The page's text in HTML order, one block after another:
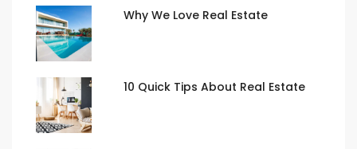
Why We Love Real Estate
10 Quick Tips About Real Estate